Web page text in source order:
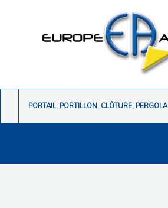
PORTAIL, PORTILLON, CLÔTURE, PERGOLA